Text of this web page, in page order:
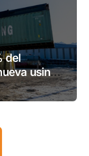
del
usina